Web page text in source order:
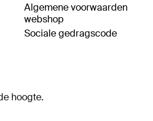
Algemene voorwaarden
webshop
Sociale gedragscode
hoogte.